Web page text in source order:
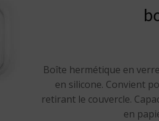
Boîte hermétique en
en silicone. Convient
retirant le couvercle.
en